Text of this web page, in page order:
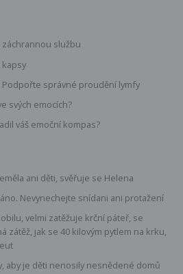
záchrannou službu
kapsy
správné proudění lymfy
svých emocích?
váš emoční kompas?
ani děti, svěřuje se Helena
Nevynechejte snídani ani protažení
velmi zatěžuje krční páteř, se
zátěž, jak se 40 kilovým pytlem na krku,
aby je děti nenosily nesnědené domů